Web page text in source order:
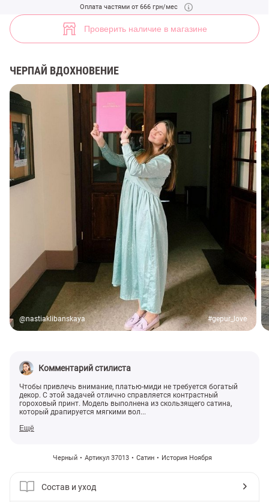
Оплата частями от 666 грн/мес
Проверить наличие в магазине
ЧЕРПАЙ ВДОХНОВЕНИЕ
@nastiaklibanskaya #gepur_love
Комментарий стилиста
Чтобы привлечь внимание, платью-миди не требуется богатый
декор. С этой задачей отлично справляется контрастный
гороховый принт. Модель выполнена из скользящего сатина,
который драпируется мягкими вол...
Ещё
Черный Артикул 37013 Сатин История Ноября
Состав и уход
Женственное платье из сатина (арт. 37013) ♡ интернет-магазин